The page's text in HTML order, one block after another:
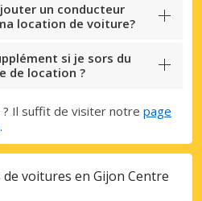
un conducteur
location de voiture?
si je sors du
de location ?
Il suffit de visiter notre page
.
voitures en Gijon Centre